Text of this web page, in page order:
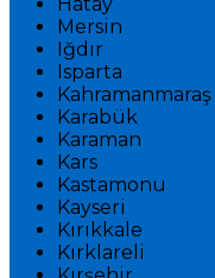
Mersin
Iğdır
Isparta
Kahramanmaraş
Karabük
Karaman
Kars
Kastamonu
Kayseri
Kırıkkale
Kırklareli